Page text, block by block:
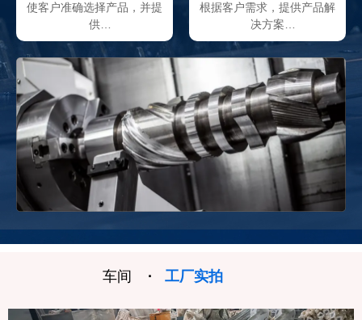
使客户准确选择产品，并提
供
非标订制服务
根据客户需求，提供产品解
决方案
贴心的售后服务团队
车间 · 工厂实拍